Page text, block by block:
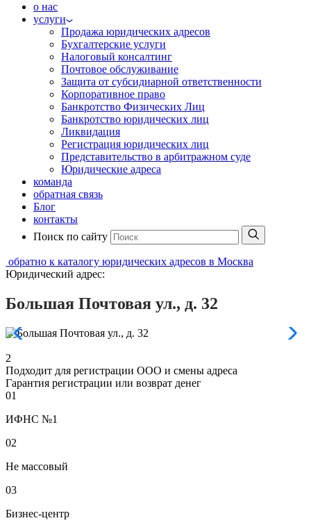
о нас
услуги
Продажа юридических адресов
Бухгалтерские услуги
Налоговый консалтинг
Почтовое обслуживание
Защита от субсидиарной ответственности
Корпоративное право
Банкротство Физических Лиц
Банкротство юридических лиц
Ликвидация
Регистрация юридических лиц
Представительство в арбитражном суде
Юридические адреса
команда
обратная связь
Блог
контакты
Поиск по сайту
обратно к каталогу юридических адресов в Москва
Юридический адрес:
Большая Почтовая ул., д. 32
2
Подходит для регистрации ООО и смены адреса
Гарантия регистрации или возврат денег
01
ИФНС №1
02
Не массовый
03
Бизнес-центр